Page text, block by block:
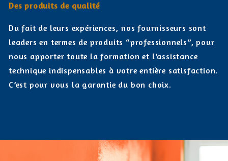
Des produits de qualité
Du fait de leurs expériences, nos fournisseurs sont
leaders en termes de produits “professionnels”, pour
nous apporter toute la formation et l’assistance
technique indispensables à votre entière satisfaction.
C’est pour vous la garantie du bon choix.